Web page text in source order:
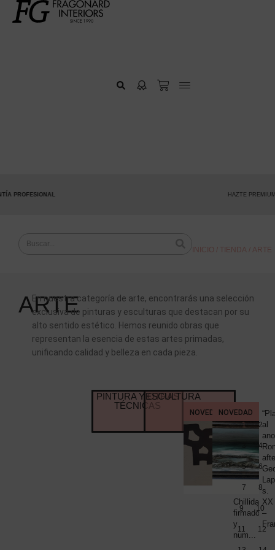
HAZTE PREMIUM
INICIO / TIENDA / ARTE
ARTE
En nuestra categoría de arte, encontrarás una selección
exclusiva de pinturas y esculturas que destacan por su
alto sentido estético. Hemos reunido obras que
representan la esencia de estas artes primadas,
unificando calidad y belleza en cada pieza.
PINTURA Y OTRAS
TÉCNICAS
ESCULTURA
NOVEDAD
“Le
Poeme
de
6
grabados
de
Eduardo
Chillida,
firmado
y
num...
PINTURA
NOVEDAD
al
s.
XX
–
1 2
4
5 6
7 8
9 10
11 12